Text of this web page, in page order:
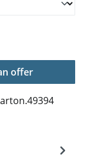
desired
offer